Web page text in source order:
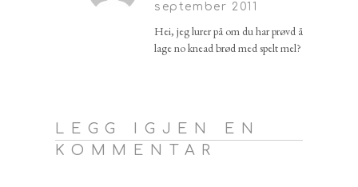
september 2011
Hei, jeg lurer på om du har prøvd å
lage no knead brød med spelt mel?
LEGG IGJEN EN
KOMMENTAR